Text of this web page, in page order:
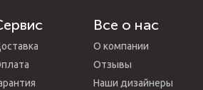
Все о нас
О компании
Отзывы
Наши дизайнеры